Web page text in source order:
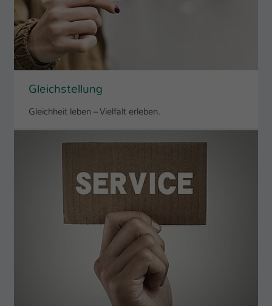
Gleichstellung
Gleichheit leben – Vielfalt erleben.